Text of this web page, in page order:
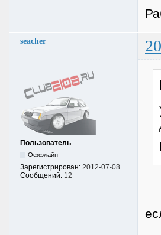
seacher
Пользователь
Оффлайн
Зарегистрирован: 2012-07-08
Сообщений: 12